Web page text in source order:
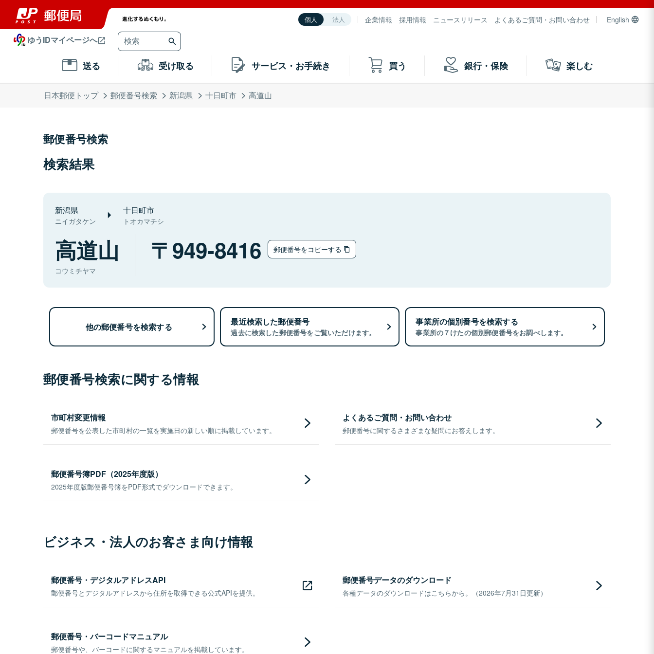
個人 法人 企業情報 採用情報 ニュースリリース よくあるご質問・お問い合わせ English
ゆうIDマイページへ
送る 受け取る サービス・お手続き 買う 銀行・保険 楽しむ
日本郵便トップ 郵便番号検索 新潟県 十日町市 高道山
郵便番号検索
検索結果
新潟県
ニイガタケン
十日町市
トオカマチシ
高道山
コウミチヤマ
949-8416 郵便番号をコピーする
他の郵便番号を検索する 最近検索した郵便番号
過去に検索した郵便番号をご覧いただけます。
事業所の個別番号を検索する
事業所の７けたの個別郵便番号をお調べします。
郵便番号検索に関する情報
市町村変更情報
郵便番号を公表した市町村の一覧を実施日の新しい順に掲載しています。
よくあるご質問・お問い合わせ
郵便番号に関するさまざまな疑問にお答えします。
郵便番号簿PDF（2025年度版）
2025年度版郵便番号簿をPDF形式でダウンロードできます。
ビジネス・法人のお客さま向け情報
郵便番号・デジタルアドレスAPI
郵便番号とデジタルアドレスから住所を取得できる公式APIを提供。
郵便番号データのダウンロード
各種データのダウンロードはこちらから。（2026年7月31日更新）
郵便番号・バーコードマニュアル
郵便番号や、バーコードに関するマニュアルを掲載しています。